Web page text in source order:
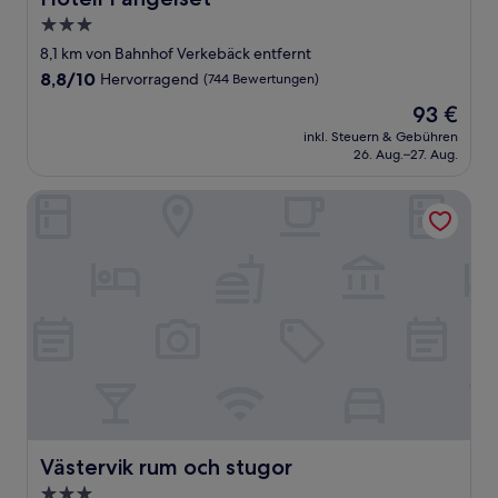
3.0-
Sterne-
Unterkunft
8,1 km von Bahnhof Verkebäck entfernt
8.8
8,8/10 Hervorragend (744 Bewertungen)
Der
Preis
beträgt
93 €
inkl. Steuern & Gebühren
26. Aug.–27. Aug.
Västervik rum och stugor
Västervik rum och stugor